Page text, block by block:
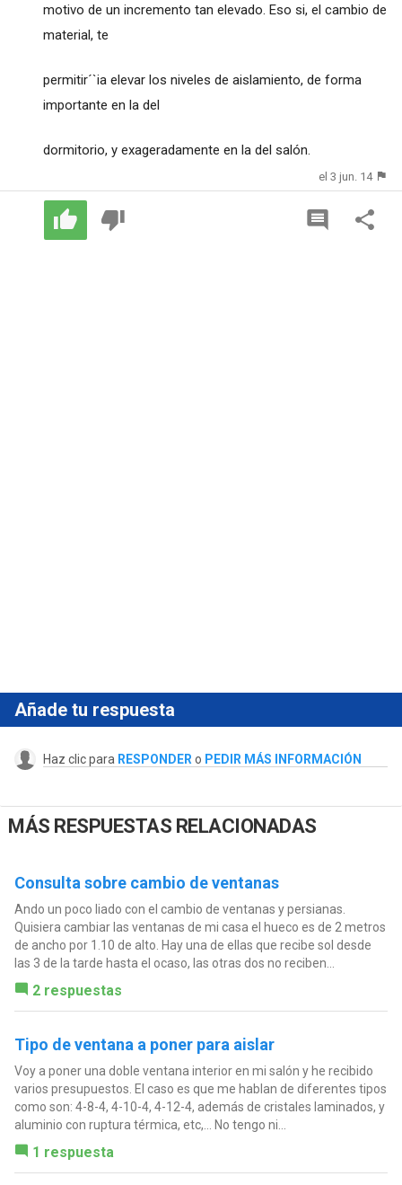
motivo de un incremento tan elevado. Eso si, el cambio de
material, te
permitir´`ia elevar los niveles de aislamiento, de forma
importante en la del
dormitorio, y exageradamente en la del salón.
el 3 jun. 14
Añade tu respuesta
Haz clic para RESPONDER o PEDIR MÁS INFORMACIÓN
MÁS RESPUESTAS RELACIONADAS
Consulta sobre cambio de ventanas
Ando un poco liado con el cambio de ventanas y persianas.
Quisiera cambiar las ventanas de mi casa el hueco es de 2 metros
de ancho por 1.10 de alto. Hay una de ellas que recibe sol desde
las 3 de la tarde hasta el ocaso, las otras dos no reciben...
2 respuestas
Tipo de ventana a poner para aislar
Voy a poner una doble ventana interior en mi salón y he recibido
varios presupuestos. El caso es que me hablan de diferentes tipos
como son: 4-8-4, 4-10-4, 4-12-4, además de cristales laminados, y
aluminio con ruptura térmica, etc,... No tengo ni...
1 respuesta